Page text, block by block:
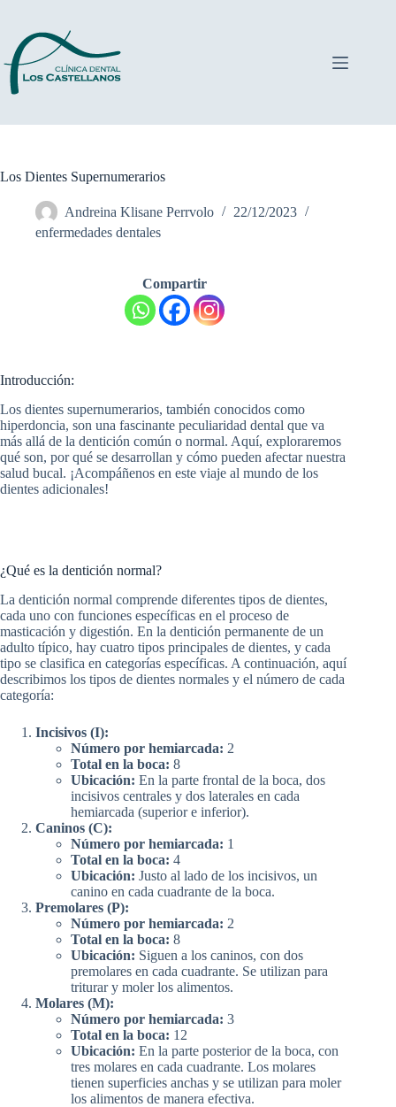
contenido
Los Dientes Supernumerarios
Andreina Klisane Perrvolo
22/12/2023
enfermedades dentales
Compartir
Introducción:
Los dientes supernumerarios, también conocidos como
hiperdoncia, son una fascinante peculiaridad dental que va
más allá de la dentición común o normal. Aquí, exploraremos
qué son, por qué se desarrollan y cómo pueden afectar nuestra
salud bucal. ¡Acompáñenos en este viaje al mundo de los
dientes adicionales!
¿Qué es la dentición normal?
La dentición normal comprende diferentes tipos de dientes,
cada uno con funciones específicas en el proceso de
masticación y digestión. En la dentición permanente de un
adulto típico, hay cuatro tipos principales de dientes, y cada
tipo se clasifica en categorías específicas. A continuación, aquí
describimos los tipos de dientes normales y el número de cada
categoría:
Incisivos (I):
Número por hemiarcada: 2
Total en la boca: 8
Ubicación: En la parte frontal de la boca, dos
incisivos centrales y dos laterales en cada
hemiarcada (superior e inferior).
Caninos (C):
Número por hemiarcada: 1
Total en la boca: 4
Ubicación: Justo al lado de los incisivos, un
canino en cada cuadrante de la boca.
Premolares (P):
Número por hemiarcada: 2
Total en la boca: 8
Ubicación: Siguen a los caninos, con dos
premolares en cada cuadrante. Se utilizan para
triturar y moler los alimentos.
Molares (M):
Número por hemiarcada: 3
Total en la boca: 12
Ubicación: En la parte posterior de la boca, con
tres molares en cada cuadrante. Los molares
tienen superficies anchas y se utilizan para moler
los alimentos de manera efectiva.